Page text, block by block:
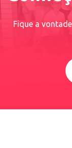
Fique a